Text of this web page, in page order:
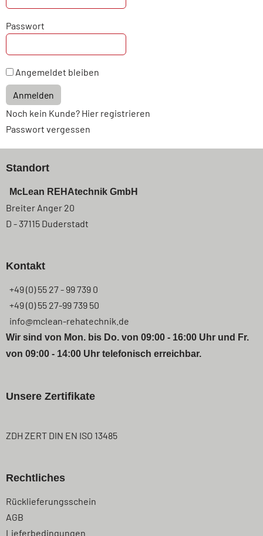
Passwort
Angemeldet bleiben
Anmelden
Noch kein Kunde? Hier registrieren
Passwort vergessen
Standort
McLean REHAtechnik GmbH
Breiter Anger 20
D - 37115 Duderstadt
Kontakt
+49 (0) 55 27 - 99 739 0
+49 (0) 55 27-99 739 50
info@mclean-rehatechnik.de
Wir sind von Mon. bis Do. von 09:00 - 16:00 Uhr und Fr.
von 09:00 - 14:00 Uhr telefonisch erreichbar.
Unsere Zertifikate
ZDH ZERT DIN EN ISO 13485
Rechtliches
Navigation
überspringen
Rücklieferungsschein
AGB
Lieferbedingungen